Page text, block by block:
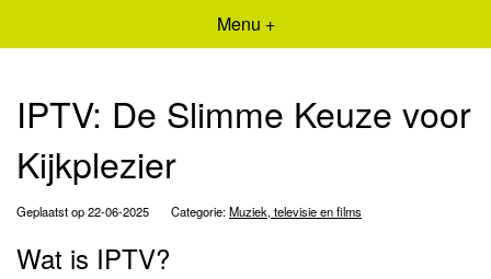
Menu +
IPTV: De Slimme Keuze voor
Kijkplezier
Geplaatst op 22-06-2025 Categorie:Muziek, televisie en films
Wat is IPTV?